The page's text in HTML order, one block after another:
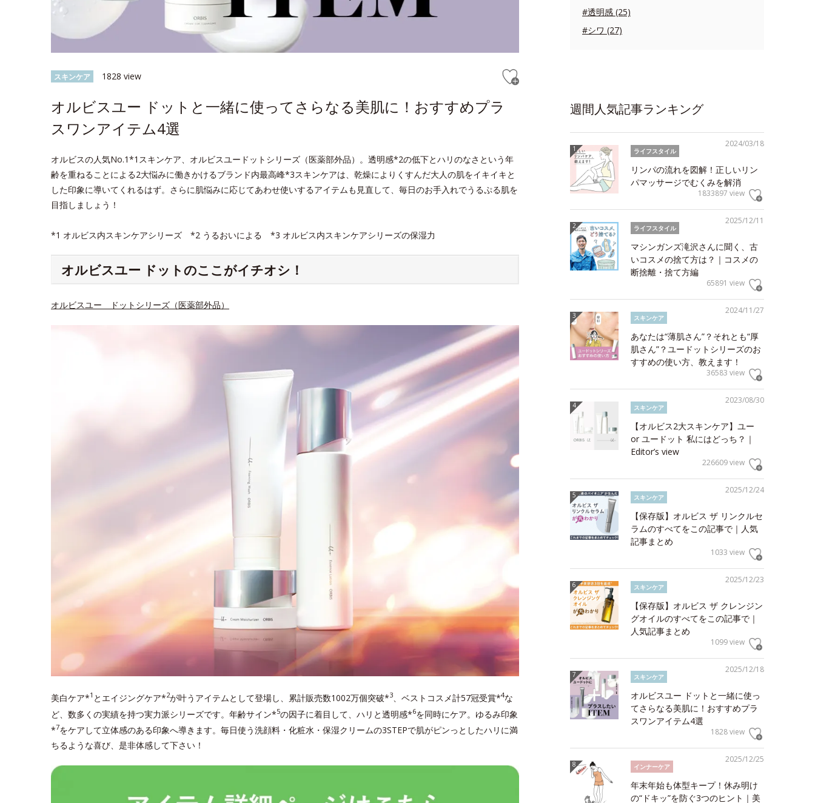
スキンケア 1828 view
オルビスユー ドットと一緒に使ってさらなる美肌に！おすすめプラ
スワンアイテム4選
オルビスの人気No.1*1スキンケア、オルビスユードットシリーズ（医薬部外品）。透明感*2の低下とハリのなさという年
齢を重ねることによる2大悩みに働きかけるブランド内最高峰*3スキンケアは、乾燥によりくすんだ大人の肌をイキイキと
した印象に導いてくれるはず。さらに肌悩みに応じてあわせ使いするアイテムも見直して、毎日のお手入れでうるぷる肌を
目指しましょう！
*1 オルビス内スキンケアシリーズ *2 うるおいによる *3 オルビス内スキンケアシリーズの保湿力
オルビスユー ドットのここがイチオシ！
オルビスユー ドットシリーズ（医薬部外品）
美白ケア*1 とエイジングケア*2が叶うアイテムとして登場し、累計販売数1002万個突破*3 、ベストコスメ計57冠受賞*4な
ど、数多くの実績を持つ実力派シリーズです。年齢サイン*5の因子に着目して、ハリと透明感*6を同時にケア。ゆるみ印象
*7をケアして立体感のある印象へ導きます。毎日使う洗顔料・化粧水・保湿クリームの3STEPで肌がピンっとしたハリに満
ちるような喜び、是非体感して下さい！
#透明感 (25)
#シワ (27)
週間人気記事ランキング
2024/03/18
ライフスタイル
リンパの流れを図解！正しいリン
パマッサージでむくみを解消
1833897 view
2025/12/11
ライフスタイル
マシンガンズ滝沢さんに聞く、古
いコスメの捨て方は？｜コスメの
断捨離・捨て方編
65891 view
2024/11/27
スキンケア
あなたは“薄肌さん”？それとも“厚
肌さん”？ユードットシリーズのお
すすめの使い方、教えます！
36583 view
2023/08/30
スキンケア
【オルビス2大スキンケア】ユー
or ユードット 私にはどっち？｜
Editor’s view
226609 view
2025/12/24
スキンケア
【保存版】オルビス ザ リンクルセ
ラムのすべてをこの記事で｜人気
記事まとめ
1033 view
2025/12/23
スキンケア
【保存版】オルビス ザ クレンジン
グオイルのすべてをこの記事で｜
人気記事まとめ
1099 view
2025/12/18
スキンケア
オルビスユー ドットと一緒に使っ
てさらなる美肌に！おすすめプラ
スワンアイテム4選
1828 view
2025/12/25
インナーケア
年末年始も体型キープ！休み明け
の“ドキッ”を防ぐ3つのヒント｜美